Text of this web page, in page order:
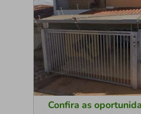
Confira as